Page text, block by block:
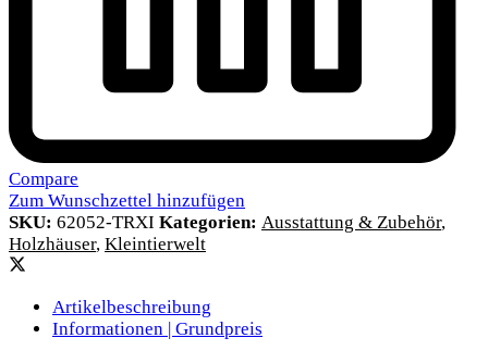
Compare
Zum Wunschzettel hinzufügen
SKU: 62052-TRXI Kategorien: Ausstattung & Zubehör,
Holzhäuser, Kleintierwelt
Artikelbeschreibung
Informationen | Grundpreis